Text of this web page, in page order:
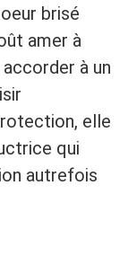
brisé
amer à
accorder à un
elle
qui
autrefois